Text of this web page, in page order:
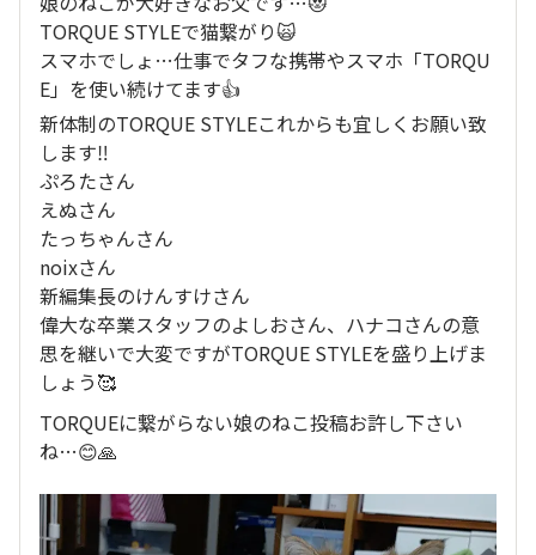
TORQUE STYLEで猫繋がり🙀
スマホでしょ…仕事でタフな携帯やスマホ「TORQU
E」を使い続けてます👍
新体制のTORQUE STYLEこれからも宜しくお願い致
します‼️
ぷろたさん
えぬさん
たっちゃんさん
noixさん
新編集長のけんすけさん
偉大な卒業スタッフのよしおさん、ハナコさんの意
思を継いで大変ですがTORQUE STYLEを盛り上げま
しょう🥰
TORQUEに繋がらない娘のねこ投稿お許し下さい
ね…😊🙏